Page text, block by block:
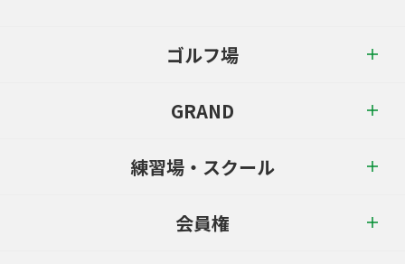
ゴルフ場
GRAND
練習場・スクール
会員権